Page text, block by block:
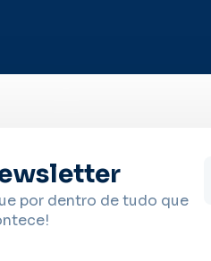
por dentro de tudo que